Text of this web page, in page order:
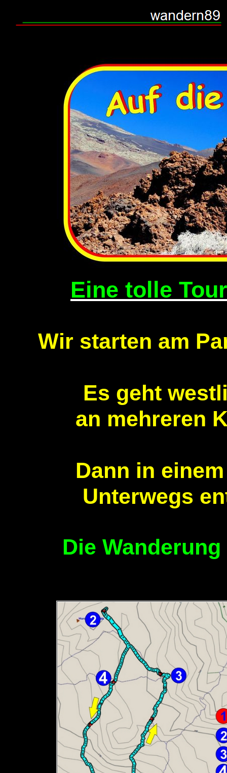
Eine tolle
Wir starten am
Es geht
an mehreren
Dann in
Unterwegs
Die